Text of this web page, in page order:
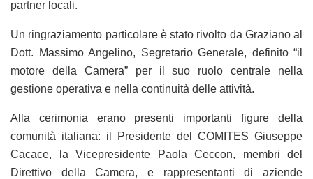
partner locali.
Un ringraziamento particolare è stato rivolto da Graziano al
Dott. Massimo Angelino, Segretario Generale, definito “il
motore della Camera” per il suo ruolo centrale nella
gestione operativa e nella continuità delle attività.
Alla cerimonia erano presenti importanti figure della
comunità italiana: il Presidente del COMITES Giuseppe
Cacace, la Vicepresidente Paola Ceccon, membri del
Direttivo della Camera, e rappresentanti di aziende